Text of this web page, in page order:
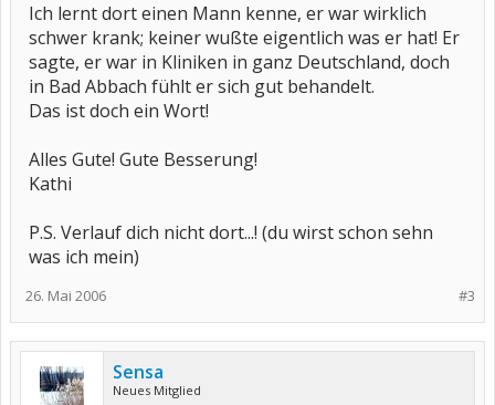
Ich lernt dort einen Mann kenne, er war wirklich
schwer krank; keiner wußte eigentlich was er hat! Er
sagte, er war in Kliniken in ganz Deutschland, doch
in Bad Abbach fühlt er sich gut behandelt.
Das ist doch ein Wort!
Alles Gute! Gute Besserung!
Kathi
P.S. Verlauf dich nicht dort...! (du wirst schon sehn
was ich mein)
#3
26. Mai 2006
Sensa
Neues Mitglied